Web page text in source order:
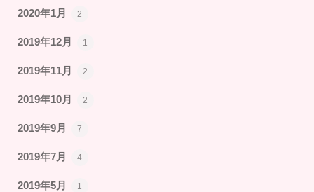
2020年1月 2
2019年12月 1
2019年11月 2
2019年10月 2
2019年9月 7
2019年7月 4
2019年5月 1